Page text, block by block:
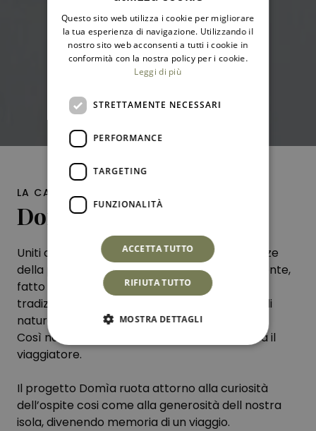
LA CASA DEL VIAGGIATORE
Domìa
Uniti da una passione, far conoscere le bellezze
della propria terra creando un luogo accogliente,
fatto di persone, in cui il viaggiatore trova la
tradizione siciliana. Oggetti di storia, profumi di
natura, un suono, un gesto.
Così nasce l’idea di Domìa, la casa che ospita il
viaggiatore.
Il progetto Domìa ruota attorno alla curiosità
dell’ospite cosi come alla generosità dell nostra
isola, divenendo memoria di un viaggio.
ENGLISH
Questo sito web utilizza i cookie per migliorare
la tua esperienza di navigazione. Utilizzando il
nostro sito web acconsenti a tutti i cookie in
conformità con la nostra policy per i cookie.
Leggi di più
STRETTAMENTE NECESSARI
PERFORMANCE
TARGETING
FUNZIONALITÀ
ACCETTA TUTTO
RIFIUTA TUTTO
MOSTRA DETTAGLI